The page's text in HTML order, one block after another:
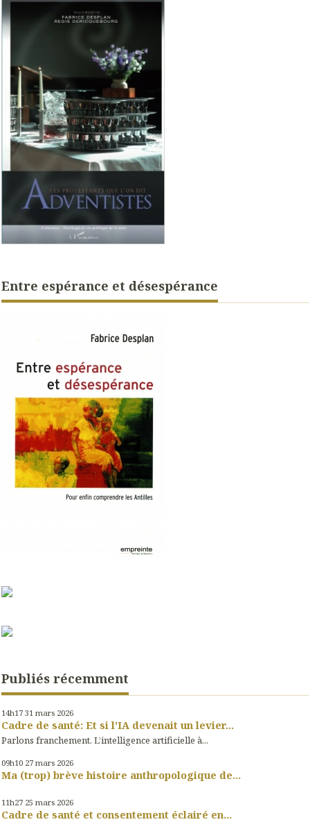
Entre espérance et désespérance
Publiés récemment
14h17 31 mars 2026
Cadre de santé: Et si l'IA devenait un levier...
Parlons franchement. L’intelligence artificielle à...
09h10 27 mars 2026
Ma (trop) brève histoire anthropologique de...
11h27 25 mars 2026
Cadre de santé et consentement éclairé en...